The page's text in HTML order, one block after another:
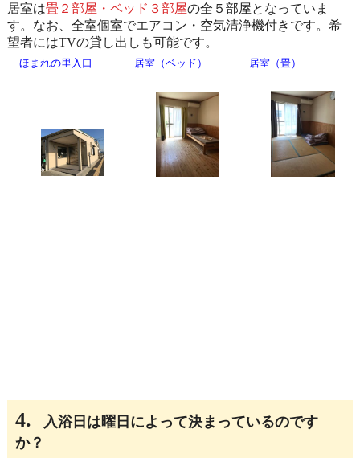
居室は畳２部屋・ベッド３部屋の全５部屋となっていま
す。なお、全室個室でエアコン・空気清浄機付きです。希
望者にはTVの貸し出しも可能です。
ほまれの里入口 居室（ベッド） 居室（畳）
4.
入浴日は曜日によって決まっているのです
か？